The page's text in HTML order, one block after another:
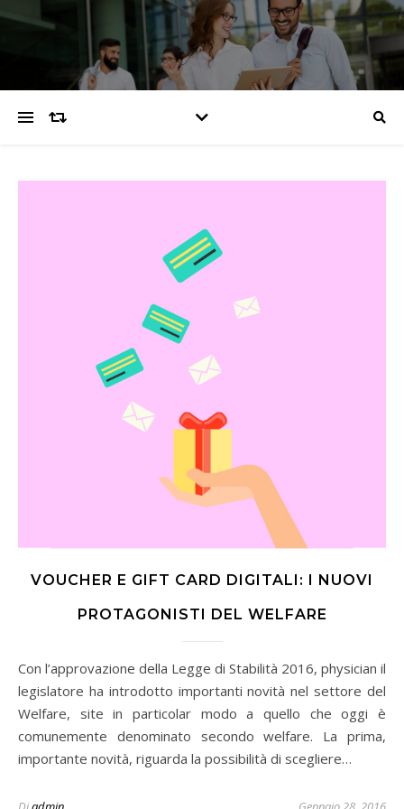
VOUCHER E GIFT CARD DIGITALI: I NUOVI
PROTAGONISTI DEL WELFARE
Con l’approvazione della Legge di Stabilità 2016, physician il
legislatore ha introdotto importanti novità nel settore del
Welfare, site in particolar modo a quello che oggi è
comunemente denominato secondo welfare. La prima,
importante novità, riguarda la possibilità di scegliere…